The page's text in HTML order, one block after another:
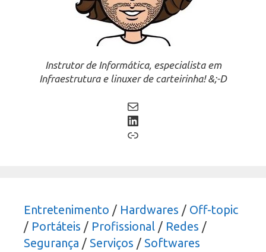
Instrutor de Informática, especialista em
Infraestrutura e linuxer de carteirinha! &;-D
Mail
LinkedIn
Link
Entretenimento / Hardwares / Off-topic
/ Portáteis / Profissional / Redes /
Segurança / Serviços / Softwares